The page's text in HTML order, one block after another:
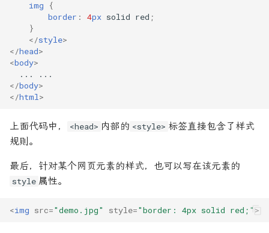
img
{
border : 4px solid red ;
}
</style>
</head>
<body>
</body>
</html >
上面代码中， <head> 内部的 <style> 标签直接包含了样式
规则。
最后，针对某个网页元素的样式，也可以写在该元素的
style 属性。
<img src="demo.jpg" style="border: 4px solid red;" >